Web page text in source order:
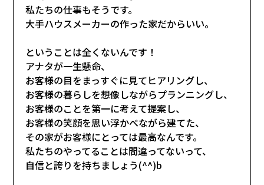
私たちの仕事もそうです。
大手ハウスメーカーの作った家だからいい。
ということは全くないんです！
アナタが一生懸命、
お客様の目をまっすぐに見てヒアリングし、
お客様の暮らしを想像しながらプランニングし、
お客様のことを第一に考えて提案し、
お客様の笑顔を思い浮かべながら建てた、
その家がお客様にとっては最高なんです。
私たちのやってることは間違ってないって、
自信と誇りを持ちましょう(^^)b